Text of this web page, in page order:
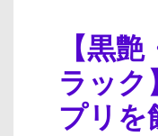
【黒
ラック
プリを